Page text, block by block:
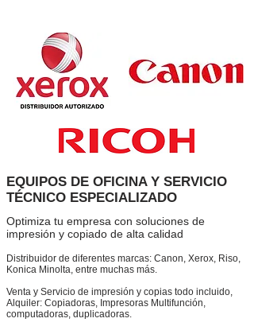
EQUIPOS DE OFICINA Y SERVICIO
TÉCNICO ESPECIALIZADO
Optimiza tu empresa con soluciones de
impresión y copiado de alta calidad
Distribuidor de diferentes marcas: Canon, Xerox, Riso,
Konica Minolta, entre muchas más.
Venta y Servicio de impresión y copias todo incluido,
Alquiler: Copiadoras, Impresoras Multifunción,
computadoras, duplicadoras.